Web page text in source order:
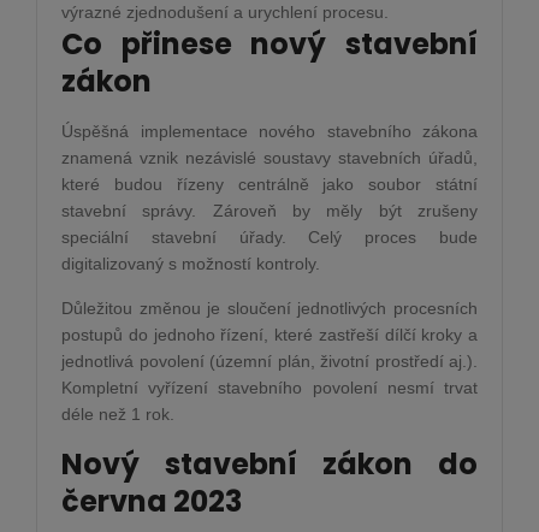
výrazné zjednodušení a urychlení procesu.
Co přinese nový stavební
zákon
Úspěšná implementace nového stavebního zákona
znamená vznik nezávislé soustavy stavebních úřadů,
které budou řízeny centrálně jako soubor státní
stavební správy. Zároveň by měly být zrušeny
speciální stavební úřady. Celý proces bude
digitalizovaný s možností kontroly.
Důležitou změnou je sloučení jednotlivých procesních
postupů do jednoho řízení, které zastřeší dílčí kroky a
jednotlivá povolení (územní plán, životní prostředí aj.).
Kompletní vyřízení stavebního povolení nesmí trvat
déle než 1 rok.
Nový stavební zákon do
června 2023